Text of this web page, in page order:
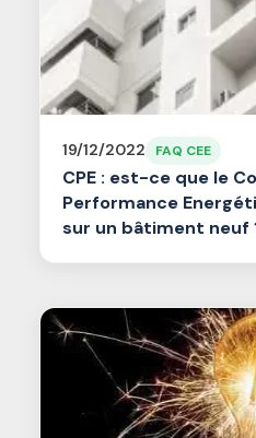
19/12/2022 FAQ CEE
CPE : est-ce que le
Performance
sur un bâtiment neuf